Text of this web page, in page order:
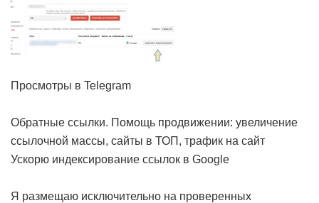
Просмотры в Telegram
Обратные ссылки. Помощь продвижении: увеличение
ссылочной массы, сайты в ТОП, трафик на сайт
Ускорю индексирование ссылок в Google
Я размещаю исключительно на проверенных